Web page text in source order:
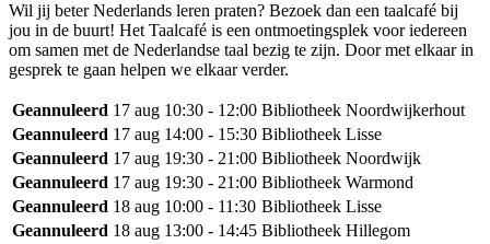
Wil jij beter Nederlands leren praten? Bezoek dan een taalcafé bij
jou in de buurt! Het Taalcafé is een ontmoetingsplek voor iedereen
om samen met de Nederlandse taal bezig te zijn. Door met elkaar in
gesprek te gaan helpen we elkaar verder.
Geannuleerd 17 aug 10:30 - 12:00 Bibliotheek Noordwijkerhout
Geannuleerd 17 aug 14:00 - 15:30 Bibliotheek Lisse
Geannuleerd 17 aug 19:30 - 21:00 Bibliotheek Noordwijk
Geannuleerd 17 aug 19:30 - 21:00 Bibliotheek Warmond
Geannuleerd 18 aug 10:00 - 11:30 Bibliotheek Lisse
Geannuleerd 18 aug 13:00 - 14:45 Bibliotheek Hillegom